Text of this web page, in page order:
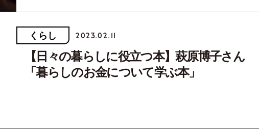
くらし 2023.02.11
【日々の暮らしに役立つ本】萩原博子さん
「暮らしのお金について学ぶ本」